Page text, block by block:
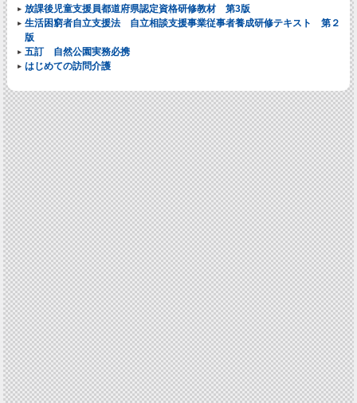
放課後児童支援員都道府県認定資格研修教材 第3版
生活困窮者自立支援法 自立相談支援事業従事者養成研修テキスト 第２
版
五訂 自然公園実務必携
はじめての訪問介護